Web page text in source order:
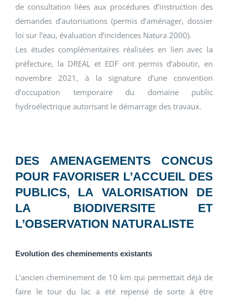
de consultation liées aux procédures d’instruction des
demandes d’autorisations (permis d’aménager, dossier
loi sur l’eau, évaluation d’incidences Natura 2000).
Les études complémentaires réalisées en lien avec la
préfecture, la DREAL et EDF ont permis d’aboutir, en
novembre 2021, à la signature d’une convention
d’occupation temporaire du domaine public
hydroélectrique autorisant le démarrage des travaux.
DES AMENAGEMENTS CONCUS
POUR FAVORISER L’ACCUEIL DES
PUBLICS, LA VALORISATION DE
LA BIODIVERSITE ET
L’OBSERVATION NATURALISTE
Evolution des cheminements existants
L’ancien cheminement de 10 km qui permettait déjà de
faire le tour du lac a été repensé de sorte à être